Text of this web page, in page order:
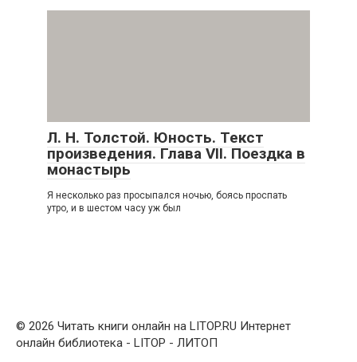
Л. Н. Толстой. Юность. Текст
произведения. Глава VII. Поездка в
монастырь
Я несколько раз просыпался ночью, боясь проспать
утро, и в шестом часу уж был
© 2026 Читать книги онлайн на LITOP.RU Интернет
онлайн библиотека - LITOP - ЛИТОП